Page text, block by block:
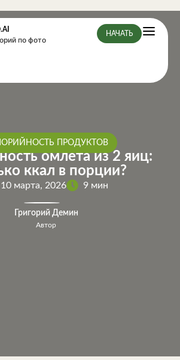
по фото
НАЧАТЬ
ПРОДУКТОВ
омлета из 2 яиц:
ккал в порции?
10 марта, 2026 9 мин
Григорий Демин
Автор